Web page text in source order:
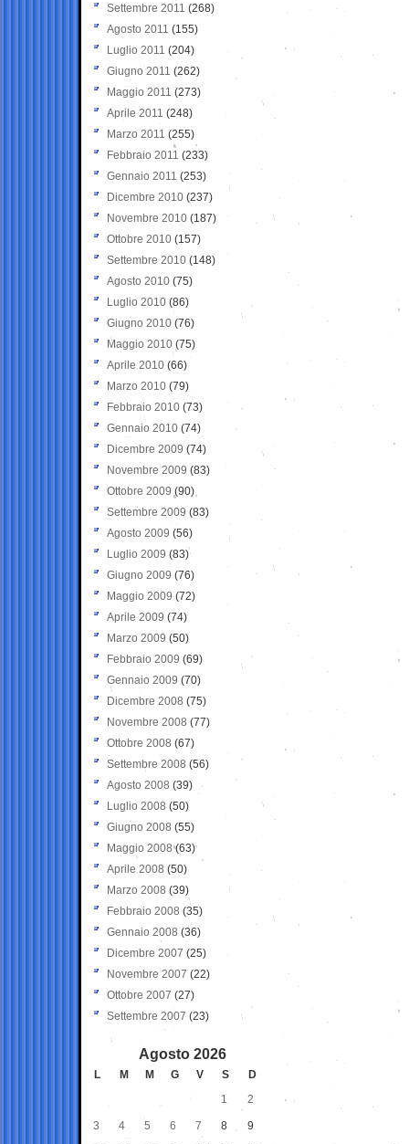
Settembre 2011 (268)
Agosto 2011 (155)
Luglio 2011 (204)
Giugno 2011 (262)
Maggio 2011 (273)
Aprile 2011 (248)
Marzo 2011 (255)
Febbraio 2011 (233)
Gennaio 2011 (253)
Dicembre 2010 (237)
Novembre 2010 (187)
Ottobre 2010 (157)
Settembre 2010 (148)
Agosto 2010 (75)
Luglio 2010 (86)
Giugno 2010 (76)
Maggio 2010 (75)
Aprile 2010 (66)
Marzo 2010 (79)
Febbraio 2010 (73)
Gennaio 2010 (74)
Dicembre 2009 (74)
Novembre 2009 (83)
Ottobre 2009 (90)
Settembre 2009 (83)
Agosto 2009 (56)
Luglio 2009 (83)
Giugno 2009 (76)
Maggio 2009 (72)
Aprile 2009 (74)
Marzo 2009 (50)
Febbraio 2009 (69)
Gennaio 2009 (70)
Dicembre 2008 (75)
Novembre 2008 (77)
Ottobre 2008 (67)
Settembre 2008 (56)
Agosto 2008 (39)
Luglio 2008 (50)
Giugno 2008 (55)
Maggio 2008(63)
Aprile 2008 (50)
Marzo 2008 (39)
Febbraio 2008 (35)
Gennaio 2008 (36)
Dicembre 2007 (25)
Novembre 2007 (22)
Ottobre 2007 (27)
Settembre 2007 (23)
Agosto 2026
L M M G V S
D
1
2
3 4 5 6 7 8 9